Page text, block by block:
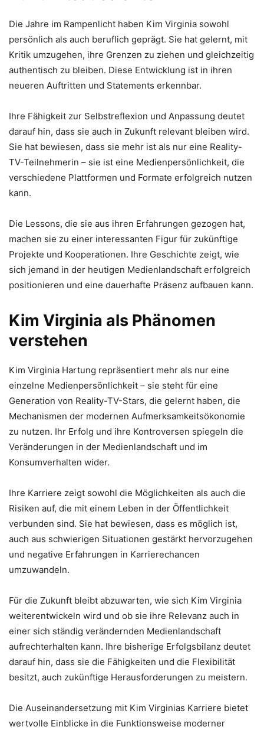
Die Jahre im Rampenlicht haben Kim Virginia sowohl
persönlich als auch beruflich geprägt. Sie hat gelernt, mit
Kritik umzugehen, ihre Grenzen zu ziehen und gleichzeitig
authentisch zu bleiben. Diese Entwicklung ist in ihren
neueren Auftritten und Statements erkennbar.
Ihre Fähigkeit zur Selbstreflexion und Anpassung deutet
darauf hin, dass sie auch in Zukunft relevant bleiben wird.
Sie hat bewiesen, dass sie mehr ist als nur eine Reality-
TV-Teilnehmerin – sie ist eine Medienpersönlichkeit, die
verschiedene Plattformen und Formate erfolgreich nutzen
kann.
Die Lessons, die sie aus ihren Erfahrungen gezogen hat,
machen sie zu einer interessanten Figur für zukünftige
Projekte und Kooperationen. Ihre Geschichte zeigt, wie
sich jemand in der heutigen Medienlandschaft erfolgreich
positionieren und eine dauerhafte Präsenz aufbauen kann.
Kim Virginia als Phänomen
verstehen
Kim Virginia Hartung repräsentiert mehr als nur eine
einzelne Medienpersönlichkeit – sie steht für eine
Generation von Reality-TV-Stars, die gelernt haben, die
Mechanismen der modernen Aufmerksamkeitsökonomie
zu nutzen. Ihr Erfolg und ihre Kontroversen spiegeln die
Veränderungen in der Medienlandschaft und im
Konsumverhalten wider.
Ihre Karriere zeigt sowohl die Möglichkeiten als auch die
Risiken auf, die mit einem Leben in der Öffentlichkeit
verbunden sind. Sie hat bewiesen, dass es möglich ist,
auch aus schwierigen Situationen gestärkt hervorzugehen
und negative Erfahrungen in Karrierechancen
umzuwandeln.
Für die Zukunft bleibt abzuwarten, wie sich Kim Virginia
weiterentwickeln wird und ob sie ihre Relevanz auch in
einer sich ständig verändernden Medienlandschaft
aufrechterhalten kann. Ihre bisherige Erfolgsbilanz deutet
darauf hin, dass sie die Fähigkeiten und die Flexibilität
besitzt, auch zukünftige Herausforderungen zu meistern.
Die Auseinandersetzung mit Kim Virginias Karriere bietet
wertvolle Einblicke in die Funktionsweise moderner